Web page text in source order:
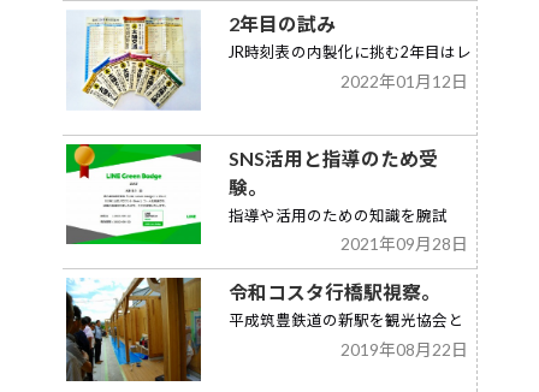
2年目の試み
JR時刻表の内製化に挑む2年目はレ
トロ感をデザイン。2022年01月12日
SNS活用と指導のため受
験。
指導や活用のための知識を腕試
し！LINEの認定試験に挑戦。
2021年09月28日
令和コスタ行橋駅視察。
平成筑豊鉄道の新駅を観光協会と
して視察しました。2019年08月22日